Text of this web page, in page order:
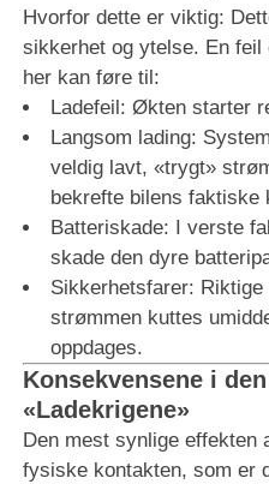
Hvorfor dette er viktig:
sikkerhet og ytelse. En
her kan føre til:
Ladefeil: Økten starter
Langsom lading:
veldig lavt, «trygt»
bekrefte bilens faktiske
Batteriskade: I verste
skade den dyre
Sikkerhetsfarer:
strømmen kuttes
oppdages.
Konsekvensene i
«Ladekrigene»
Den mest synlige effekten
fysiske kontakten, som er